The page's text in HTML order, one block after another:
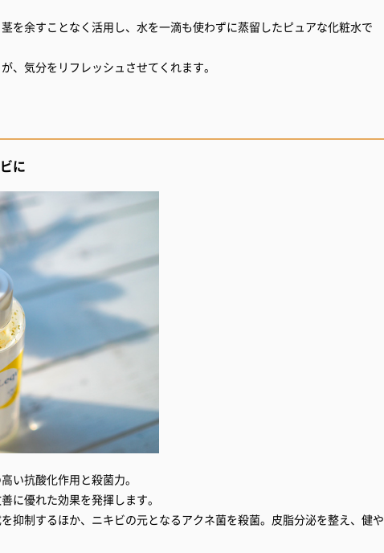
を余すことなく活用し、水を一滴も使わずに蒸留したピュアな化粧水で
、気分をリフレッシュさせてくれます。
に
い抗酸化作用と殺菌力。
に優れた効果を発揮します。
抑制するほか、ニキビの元となるアクネ菌を殺菌。皮脂分泌を整え、健や